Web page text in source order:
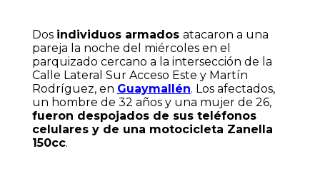
Dos individuos armados atacaron a una
pareja la noche del miércoles en el
parquizado cercano a la intersección de la
Calle Lateral Sur Acceso Este y Martín
Rodríguez, en Guaymallén. Los afectados,
un hombre de 32 años y una mujer de 26,
fueron despojados de sus teléfonos
celulares y de una motocicleta Zanella
150cc.